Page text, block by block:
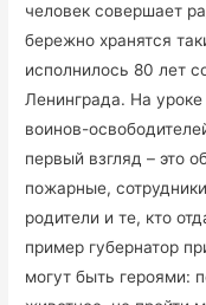
человек совершает
бережно хранятся
исполнилось 80 лет
Ленинграда. На
воинов-
первый взгляд – это
пожарные,
родители и те, кто
пример губернатор
могут быть героями: